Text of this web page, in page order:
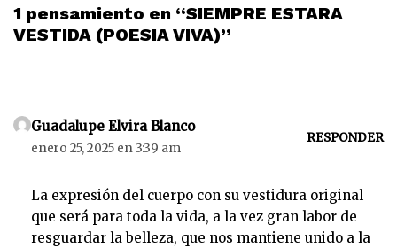
1 pensamiento en “SIEMPRE ESTARA
VESTIDA (POESIA VIVA)”
Guadalupe Elvira Blanco
enero 25, 2025 en 3:39 am
RESPONDER
La expresión del cuerpo con su vestidura original
que será para toda la vida, a la vez gran labor de
resguardar la belleza, que nos mantiene unido a la